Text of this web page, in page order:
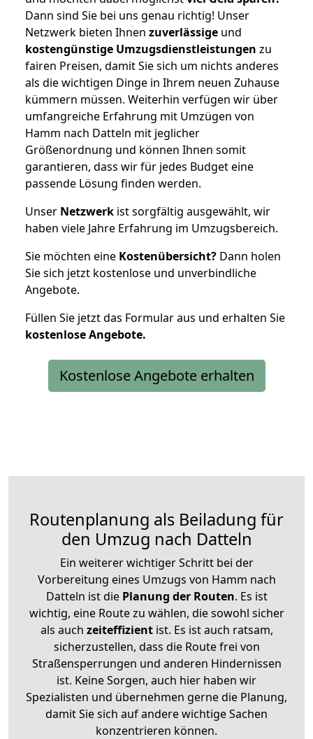
Dann sind Sie bei uns genau richtig! Unser
Netzwerk bieten Ihnen zuverlässige und
kostengünstige Umzugsdienstleistungen zu
fairen Preisen, damit Sie sich um nichts anderes
als die wichtigen Dinge in Ihrem neuen Zuhause
kümmern müssen. Weiterhin verfügen wir über
umfangreiche Erfahrung mit Umzügen von
Hamm nach Datteln mit jeglicher
Größenordnung und können Ihnen somit
garantieren, dass wir für jedes Budget eine
passende Lösung finden werden.
Unser Netzwerk ist sorgfältig ausgewählt, wir
haben viele Jahre Erfahrung im Umzugsbereich.
Sie möchten eine Kostenübersicht? Dann holen
Sie sich jetzt kostenlose und unverbindliche
Angebote.
Füllen Sie jetzt das Formular aus und erhalten Sie
kostenloseAngebote.
Kostenlose Angebote erhalten
Routenplanung als Beiladung für
den Umzug nach Datteln
Ein weiterer wichtiger Schritt bei der
Vorbereitung eines Umzugs von Hamm nach
Datteln ist diePlanung der Routen. Es ist
wichtig, eine Route zu wählen, die sowohl sicher
als auch zeiteffizientist. Es ist auch ratsam,
sicherzustellen, dass die Route frei von
Straßensperrungen und anderen Hindernissen
ist. Keine Sorgen, auch hier haben wir
Spezialisten und übernehmen gerne die Planung,
damit Sie sich auf andere wichtige Sachen
konzentrieren können.